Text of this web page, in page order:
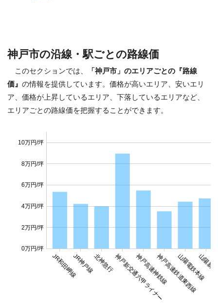
神戸市の沿線・駅ごとの路線価
このセクションでは、
「神戸市」のエリアごとの『路線
価』 の情報を提供しています。価格が高いエリア、安いエリ
ア、価格が上昇しているエリア、下落しているエリアなど、
エリアごとの路線価を把握することができます。
JR和田岬線JR神戸線北神急行神戸新交通六甲ライナー
神戸高速神鉄線神戸高速鉄道東西線
山陽電鉄本線
山陽新
0万円/坪
2万円/坪
4万円/坪
6万円/坪
8万円/坪
10万円/坪